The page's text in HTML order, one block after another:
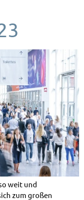
weit und
zum großen